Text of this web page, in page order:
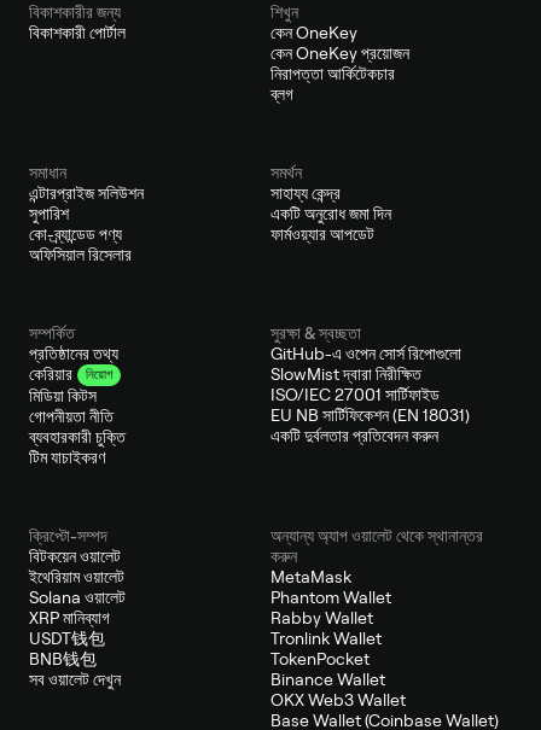
বিকাশকারীর জন্য
বিকাশকারী পোর্টাল
শিখুন
কেন OneKey
কেন OneKey প্রয়োজন
নিরাপত্তা আর্কিটেকচার
ব্লগ
সমাধান
এন্টারপ্রাইজ সলিউশন
সুপারিশ
কো-ব্র্যান্ডেড পণ্য
অফিসিয়াল রিসেলার
সমর্থন
সাহায্য কেন্দ্র
একটি অনুরোধ জমা দিন
ফার্মওয়্যার আপডেট
সম্পর্কিত
প্রতিষ্ঠানের তথ্য
কেরিয়ার
নিয়োগ
মিডিয়া কিটস
গোপনীয়তা নীতি
ব্যবহারকারী চুক্তি
টিম যাচাইকরণ
সুরক্ষা & স্বচ্ছতা
GitHub-এ ওপেন সোর্স রিপোগুলো
SlowMist দ্বারা নিরীক্ষিত
ISO/IEC 27001 সার্টিফাইড
EU NB সার্টিফিকেশন (EN 18031)
একটি দুর্বলতার প্রতিবেদন করুন
ক্রিপ্টো-সম্পদ
বিটকয়েন ওয়ালেট
ইথেরিয়াম ওয়ালেট
Solana ওয়ালেট
XRP মানিব্যাগ
USDT钱包
BNB钱包
সব ওয়ালেট দেখুন
অন্যান্য অ্যাপ ওয়ালেট থেকে স্থানান্তর
করুন
MetaMask
Phantom Wallet
Rabby Wallet
Tronlink Wallet
TokenPocket
Binance Wallet
OKX Web3 Wallet
Base Wallet (Coinbase Wallet)